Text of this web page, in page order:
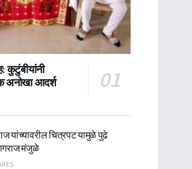
कुटुंबीयांनी
अनोखा आदर्श
यांच्यावरील चित्रपट यामुळे पुढे
मंजुळे